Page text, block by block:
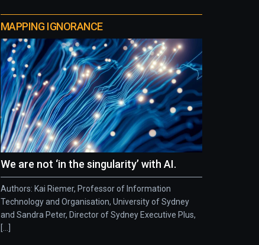
MAPPING IGNORANCE
We are not ‘in the singularity’ with AI.
Authors: Kai Riemer, Professor of Information
Technology and Organisation, University of Sydney
and Sandra Peter, Director of Sydney Executive Plus,
[...]